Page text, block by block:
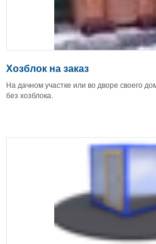
Хозблок на заказ
На дачном участке или во дворе своего
без хозблока.